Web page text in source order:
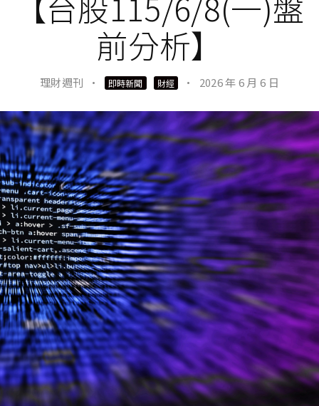
前分析】
理財週刊 · 即時新聞 財經 · 2026 年 6 月 6 日